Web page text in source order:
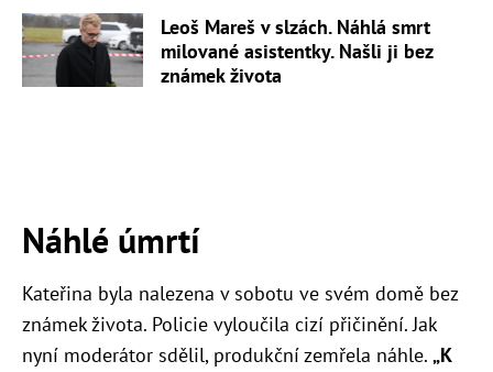
Leoš Mareš v slzách. Náhlá smrt
milované asistentky. Našli ji bez
známek života
Náhlé úmrtí
Kateřina byla nalezena v sobotu ve svém domě bez
známek života. Policie vyloučila cizí přičinění. Jak
nyní moderátor sdělil, produkční zemřela náhle. „K